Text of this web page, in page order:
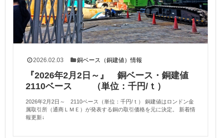
2026.02.03 銅ベース（銅建値）情報
『2026年2月2日～』 銅ベース・銅建値
2110ベース （単位：千円/ｔ）
2026年2月2日～ 2110ベース（単位：千円/ｔ） 銅建値はロンドン金
属取引所（通商ＬＭＥ）が発表する銅の取引価格を元に決定。 新着情
報更新↓